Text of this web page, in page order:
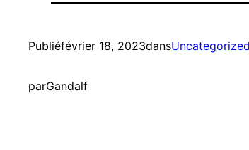
Publiéfévrier 18, 2023dansUncategorized
parGandalf